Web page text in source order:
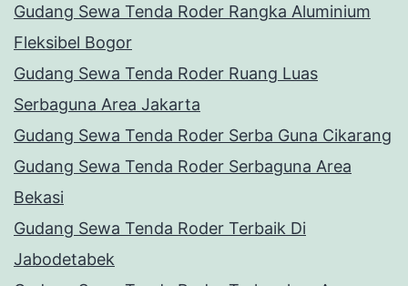
Gudang Sewa Tenda Roder Rangka Aluminium
Fleksibel Bogor
Gudang Sewa Tenda Roder Ruang Luas
Serbaguna Area Jakarta
Gudang Sewa Tenda Roder Serba Guna Cikarang
Gudang Sewa Tenda Roder Serbaguna Area
Bekasi
Gudang Sewa Tenda Roder Terbaik Di
Jabodetabek